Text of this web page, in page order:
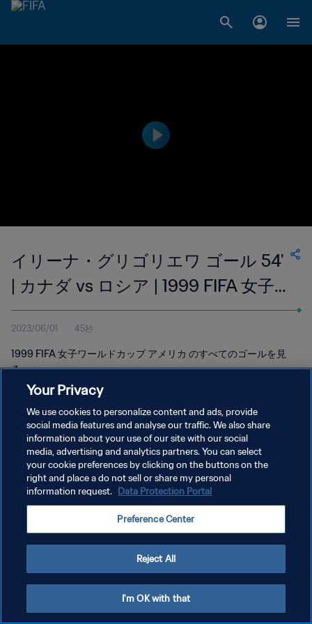
イリーナ・グリゴリエワ ゴール 54'
| カナダ vs ロシア | 1999 FIFA 女子
ワールドカップ アメリカ
2023/06/01 45秒
1999 FIFA 女子ワールドカップ アメリカ のすべてのゴールを見
る。
プライバシーポリシー
サービス利用規約
クッキー設定の管理
Your Privacy
We use cookies to personalize content and ads, provide
social media features and analyse our traffic. We also share
information about your use of our site with our social
media, advertising and analytics partners. You can select
your cookie preferences by clicking on the buttons on the
right and place a do not sell or share my personal
information request. Data Protection Portal
Preference Center
Reject All
I'm OK with that